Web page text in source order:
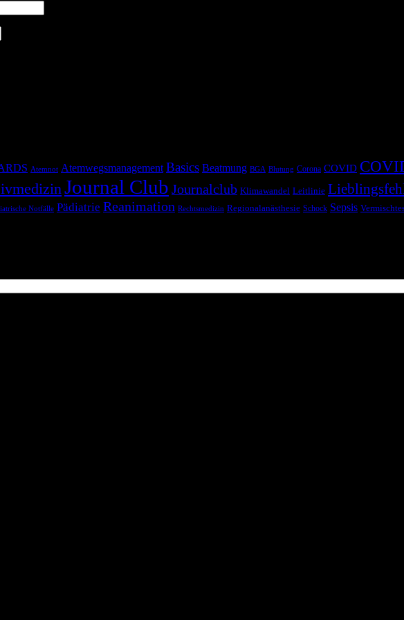
Atemnot Atemwegsmanagement Basics Beatmung BGA Blutung Corona COVID
Journal Club Journalclub Klimawandel Leitlinie
Notfälle Pädiatrie Reanimation Rechtsmedizin Regionalanästhesie Schock Sepsis